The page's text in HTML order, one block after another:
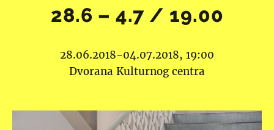
28.6 – 4.7 / 19.00
28.06.2018-04.07.2018, 19:00
Dvorana Kulturnog centra